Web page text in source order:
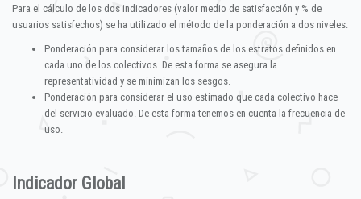
Para el cálculo de los dos indicadores (valor medio de satisfacción y % de
usuarios satisfechos) se ha utilizado el método de la ponderación a dos niveles:
Ponderación para considerar los tamaños de los estratos definidos en
cada uno de los colectivos. De esta forma se asegura la
representatividad y se minimizan los sesgos.
Ponderación para considerar el uso estimado que cada colectivo hace
del servicio evaluado. De esta forma tenemos en cuenta la frecuencia de
uso.
Indicador Global